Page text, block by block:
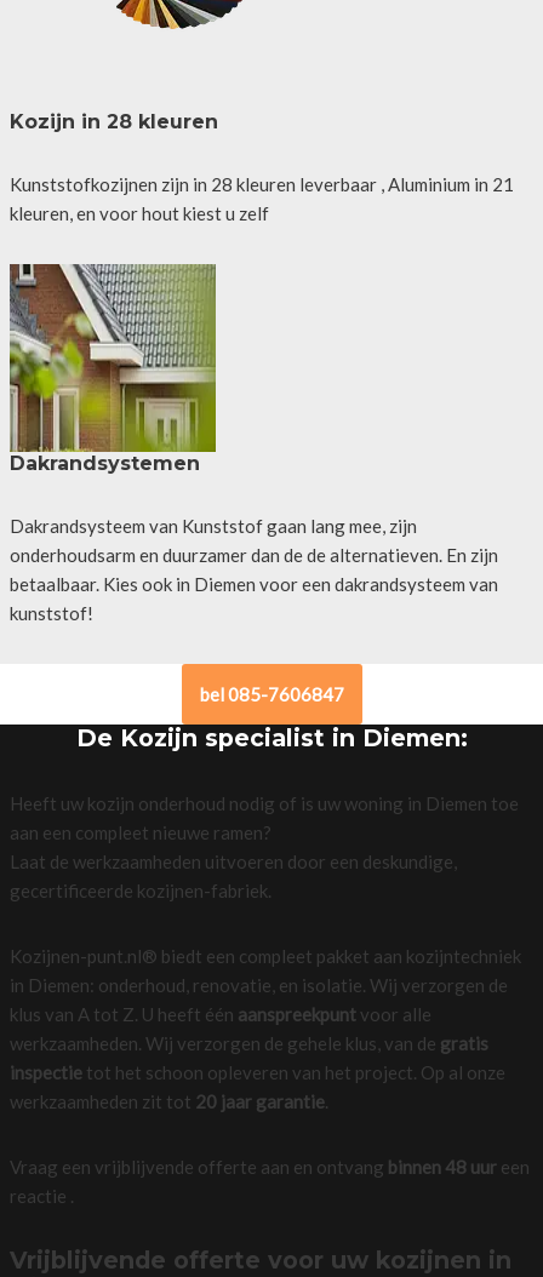
Kozijn in 28 kleuren
Kunststofkozijnen zijn in 28 kleuren leverbaar , Aluminium in 21
kleuren, en voor hout kiest u zelf
Dakrandsystemen
Dakrandsysteem van Kunststof gaan lang mee, zijn
onderhoudsarm en duurzamer dan de de alternatieven. En zijn
betaalbaar. Kies ook in Diemen voor een dakrandsysteem van
kunststof!
bel 085-7606847
De Kozijn specialist in Diemen:
Heeft uw kozijn onderhoud nodig of is uw woning in Diemen toe
aan een compleet nieuwe ramen?
Laat de werkzaamheden uitvoeren door een deskundige,
gecertificeerde kozijnen-fabriek.
Kozijnen-punt.nl® biedt een compleet pakket aan kozijntechniek
in Diemen: onderhoud, renovatie, en isolatie. Wij verzorgen de
klus van A tot Z. U heeft één aanspreekpuntvoor alle
werkzaamheden. Wij verzorgen de gehele klus, van de gratis
inspectietot het schoon opleveren van het project. Op al onze
werkzaamheden zit tot 20 jaar garantie.
Vraag een vrijblijvende offerte aan en ontvang binnen 48 uureen
reactie .
Vrijblijvende offerte voor uw kozijnen in